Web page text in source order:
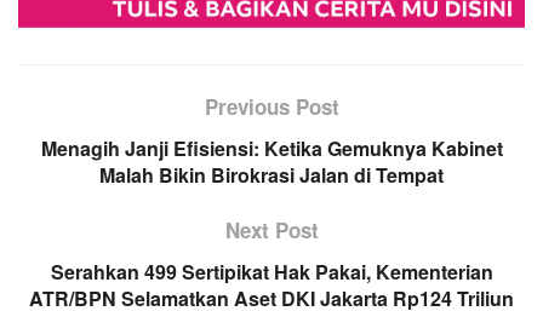
Previous Post
​Menagih Janji Efisiensi: Ketika Gemuknya Kabinet
Malah Bikin Birokrasi Jalan di Tempat
Next Post
Serahkan 499 Sertipikat Hak Pakai, Kementerian
ATR/BPN Selamatkan Aset DKI Jakarta Rp124 Triliun